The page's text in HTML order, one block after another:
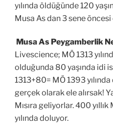
yılında öldüğünde 120
Musa As dan 3 sene öncesi
Musa As Peygamberlik
Livescience; MÖ 1313
olduğunda 80 yaşında idi
1313+80= MÖ 1393
gerçek olarak ele alırsak!
Mısıra geliyorlar. 400 yıllık
yılında doluyor.